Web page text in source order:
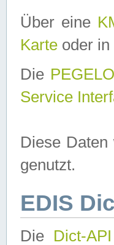
Über eine
Karte oder
Die
Service
Diese
genutzt.
EDIS
Die Dict-API